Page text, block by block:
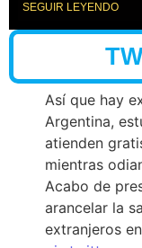
SEGUIR LEYENDO
Así que hay
Argentina,
atienden
mientras
Acabo de
arancelar la
extranjeros